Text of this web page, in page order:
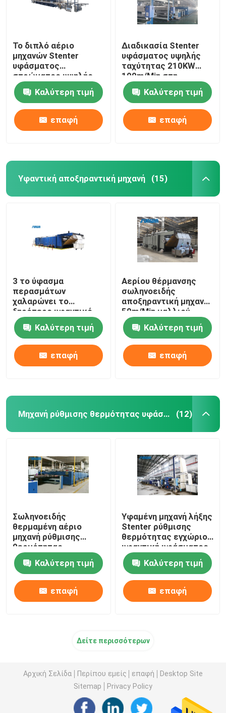
Το διπλό αέριο
μηχανών Stenter
υφάσματος
στρώματος υψηλής
ταχύτητας που
θερμαίνεται για
πλέκει το ύφασμα
Καλύτερη τιμή
επαφή
Διαδικασία Stenter
υφάσματος υψηλής
ταχύτητας 210KW
100m/Min στη
βιομηχανία
κλωστοϋφαντουργίας
2800mm
Καλύτερη τιμή
επαφή
Υφαντική αποξηραντική μηχανή (15)
3 το ύφασμα
περασμάτων
χαλαρώνει το
ξηρότερο υφαντικό
μπλε λευκό μηχανών
ξήρανσηςΚαλύτερη τιμή
επαφή
Αερίου θέρμανσης
σωληνοειδής
αποξηραντική μηχανή
50m/Min μαλλιού
μηχανών υφάσματος
ξηρότερη προ
Καλύτερη τιμή
επαφή
Μηχανή ρύθμισης θερμότητας υφάσματος (12)
Σωληνοειδής
θερμαμένη αέριο
μηχανή ρύθμισης
θερμότητας
υφάσματος για τα
υφάσματα 2200mm
πετσετών
Καλύτερη τιμή
επαφή
Υφαμένη μηχανή λήξης
Stenter ρύθμισης
θερμότητας εγχώριου
υφαντική υφάσματος
θερμαμένη πετρέλαιο
Καλύτερη τιμή
επαφή
Δείτε περισσότερων
Αρχική Σελίδα Περίπου εμείς επαφή
Desktop Site
Sitemap
Privacy Policy